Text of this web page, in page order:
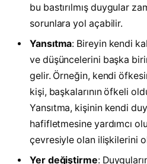
bu bastırılmış duygular
sorunlara yol açabilir.
Yansıtma: Bireyin kendi
ve düşüncelerini başka
gelir. Örneğin, kendi
kişi, başkalarının öfkeli
Yansıtma, kişinin kendi
hafifletmesine yardımcı
çevresiyle olan ilişkilerini
Yer değiştirme: